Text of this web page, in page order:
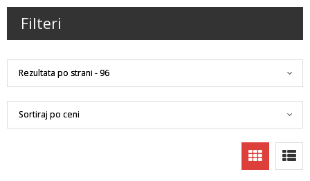
Filteri